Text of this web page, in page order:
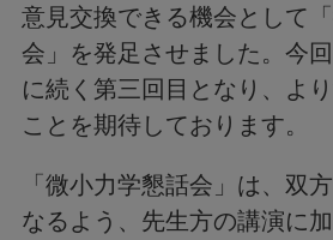
意見交換できる機会として
会」を発足させました。今
に続く第三回目となり、よ
ことを期待しております。
「微小力学懇話会」は、双
なるよう、先生方の講演に